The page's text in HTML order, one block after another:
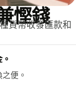
慳錢
貨幣收發匯款和
便。